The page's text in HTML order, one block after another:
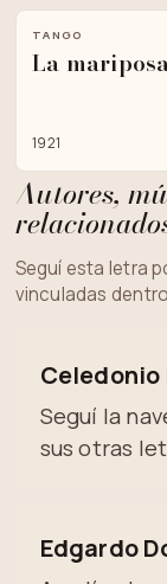
TANGO
La
1921
Autores,
Seguí esta letra
vinculadas
Celedonio
Seguí la
sus otras
Edgardo